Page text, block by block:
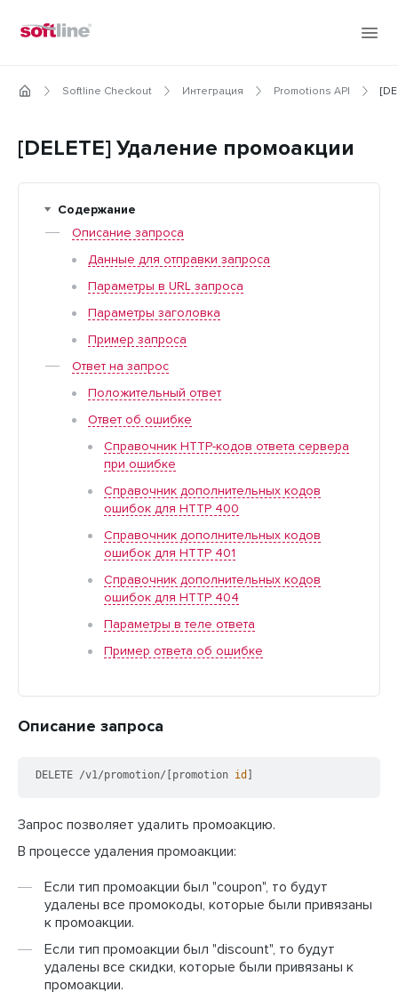
Softline Checkout Интеграция Promotions API
[DELETE] Удаление промоакции
Содержание
Описание запроса
Данные для отправки запроса
Параметры в URL запроса
Параметры заголовка
Пример запроса
Ответ на запрос
Положительный ответ
Ответ об ошибке
Справочник HTTP-кодов ответа сервера
при ошибке
Справочник дополнительных кодов
ошибок для HTTP 400
Справочник дополнительных кодов
ошибок для HTTP 401
Справочник дополнительных кодов
ошибок для HTTP 404
Параметры в теле ответа
Пример ответа об ошибке
Описание запроса
DELETE /v1/promotion/[promotion id
Запрос позволяет удалить промоакцию.
В процессе удаления промоакции:
Если тип промоакции был "coupon", то будут
удалены все промокоды, которые были привязаны
к промоакции.
Если тип промоакции был "discount", то будут
удалены все скидки, которые были привязаны к
промоакции.